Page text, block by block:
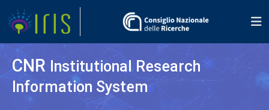
CNR Institutional Research
Information System